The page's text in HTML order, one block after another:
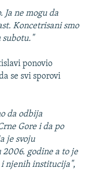
Ja ne mogu da
Koncetrisani smo
ponovio
se svi sporovi
da odbija
Gore i da po
je svoju
godine a to je
i njenih institucija",